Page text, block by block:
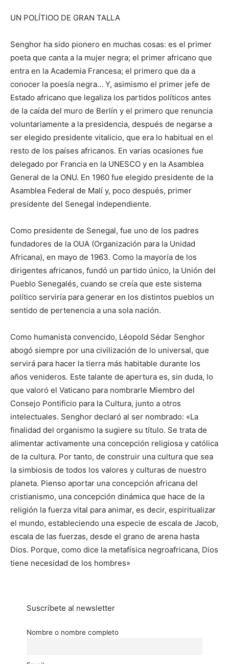
UN POLÍTIOO DE GRAN TALLA
Senghor ha sido pionero en muchas cosas: es el primer
poeta que canta a la mujer negra; el primer africano que
entra en la Academia Francesa; el primero que da a
conocer la poesía negra… Y, asimismo el primer jefe de
Estado africano que legaliza los partidos políticos antes
de la caída del muro de Berlín y el primero que renuncia
voluntariamente a la presidencia, después de negarse a
ser elegido presidente vitalicio, que era lo habitual en el
resto de los países africanos. En varias ocasiones fue
delegado por Francia en la UNESCO y en la Asamblea
General de la ONU. En 1960 fue elegido presidente de la
Asamblea Federal de Malí y, poco después, primer
presidente del Senegal independiente.
Como presidente de Senegal, fue uno de los padres
fundadores de la OUA (Organización para la Unidad
Africana), en mayo de 1963. Como la mayoría de los
dirigentes africanos, fundó un partido único, la Unión del
Pueblo Senegalés, cuando se creía que este sistema
político serviría para generar en los distintos pueblos un
sentido de pertenencia a una sola nación.
Como humanista convencido, Léopold Sédar Senghor
abogó siempre por una civilización de lo universal, que
servirá para hacer la tierra más habitable durante los
años venideros. Este talante de apertura es, sin duda, lo
que valoró el Vaticano para nombrarle Miembro del
Consejo Pontificio para la Cultura, junto a otros
intelectuales. Senghor declaró al ser nombrado: «La
finalidad del organismo la sugiere su título. Se trata de
alimentar activamente una concepción religiosa y católica
de la cultura. Por tanto, de construir una cultura que sea
la simbiosis de todos los valores y culturas de nuestro
planeta. Pienso aportar una concepción africana del
cristianismo, una concepción dinámica que hace de la
religión la fuerza vital para animar, es decir, espiritualizar
el mundo, estableciendo una especie de escala de Jacob,
escala de las fuerzas, desde el grano de arena hasta
Dios. Porque, como dice la metafísica negroafricana, Dios
tiene necesidad de los hombres»
Suscríbete al newsletter
Nombre o nombre completo